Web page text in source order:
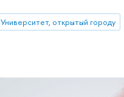
Университет, открытый городу